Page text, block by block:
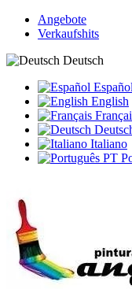
Angebote
Verkaufshits
Deutsch
Español
English
Italiano